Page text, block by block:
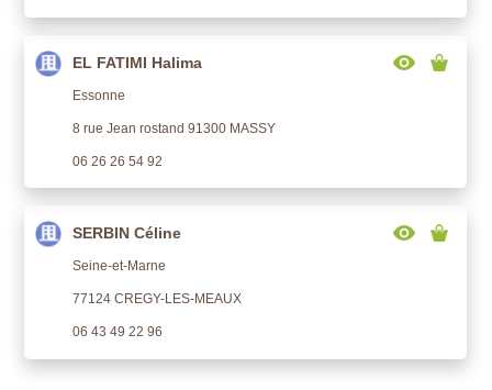
EL FATIMI Halima
Essonne
8 rue Jean rostand 91300 MASSY
06 26 26 54 92
SERBIN Céline
Seine-et-Marne
77124 CREGY-LES-MEAUX
06 43 49 22 96